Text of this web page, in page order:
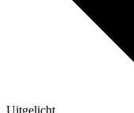
Uitgelicht